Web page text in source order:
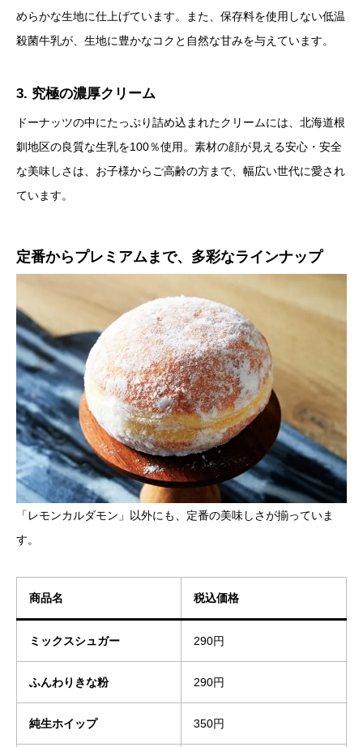
めらかな生地に仕上げています。また、保存料を使用しない低温
殺菌牛乳が、生地に豊かなコクと自然な甘みを与えています。
3. 究極の濃厚クリーム
ドーナッツの中にたっぷり詰め込まれたクリームには、北海道根
釧地区の良質な生乳を100％使用。素材の顔が見える安心・安全
な美味しさは、お子様からご高齢の方まで、幅広い世代に愛され
ています。
定番からプレミアムまで、多彩なラインナップ
「レモンカルダモン」以外にも、定番の美味しさが揃っていま
す。
商品名 税込価格
ミックスシュガー 290円
ふんわりきな粉 290円
純生ホイップ 350円